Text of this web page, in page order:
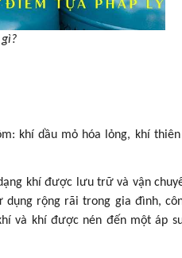
khí dầu mỏ hóa lỏng, khí
khí được lưu trữ và vận
dụng rộng rãi trong gia đình,
và khí được nén đến một áp